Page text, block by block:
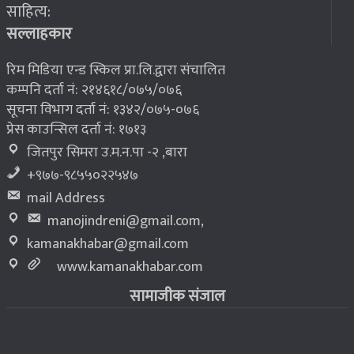
८ भूकम्प पीडितलाई घर निर्माण गर्न लालपुर्जा
साहित्य:
सल्लाहकार
रिम मिडिया एन्ड स्किल प्रा.लि.द्वारा संचालित
कम्पनि दर्ता नं: २१४६१८/०७५/०७६
सूचना विभाग दर्ता नं: १३४२/०७५-०७६
प्रेस काउन्सिल दर्ता नं: १७१३
जितपुर सिमरा उ.म.न.पा -२ ,बारा
+९७७-९८५५०२२५४७
mail Address
manojindreni@gmail.com,
kamanakhabar@gmail.com
www.kamanakhabar.com
सामाजीक संजाल